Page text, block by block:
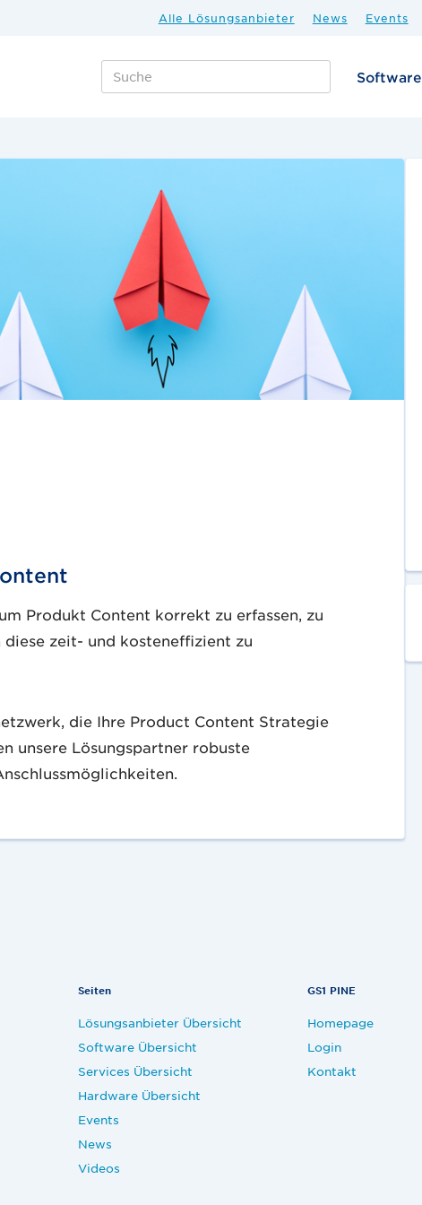
Alle Lösungsanbieter News Events
Software
Produkt Content korrekt zu erfassen, zu
zeit- und kosteneffizient zu
die Ihre Product Content Strategie
unsere Lösungspartner robuste
Seiten
Lösungsanbieter Übersicht
Software Übersicht
Services Übersicht
Hardware Übersicht
Events
News
Videos
GS1 PINE
Homepage
Login
Kontakt